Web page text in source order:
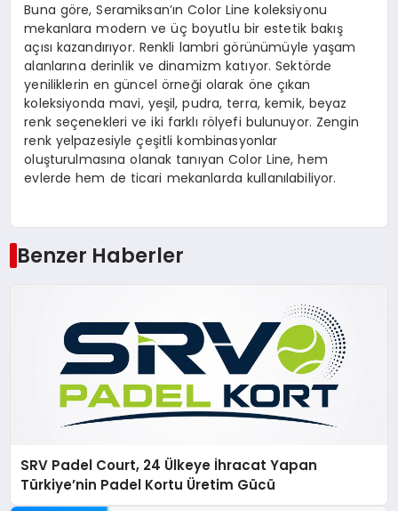
Buna göre, Seramiksan’ın Color Line koleksiyonu
mekanlara modern ve üç boyutlu bir estetik bakış
açısı kazandırıyor. Renkli lambri görünümüyle yaşam
alanlarına derinlik ve dinamizm katıyor. Sektörde
yeniliklerin en güncel örneği olarak öne çıkan
koleksiyonda mavi, yeşil, pudra, terra, kemik, beyaz
renk seçenekleri ve iki farklı rölyefi bulunuyor. Zengin
renk yelpazesiyle çeşitli kombinasyonlar
oluşturulmasına olanak tanıyan Color Line, hem
evlerde hem de ticari mekanlarda kullanılabiliyor.
Benzer Haberler
SRV Padel Court, 24 Ülkeye İhracat Yapan
Türkiye’nin Padel Kortu Üretim Gücü